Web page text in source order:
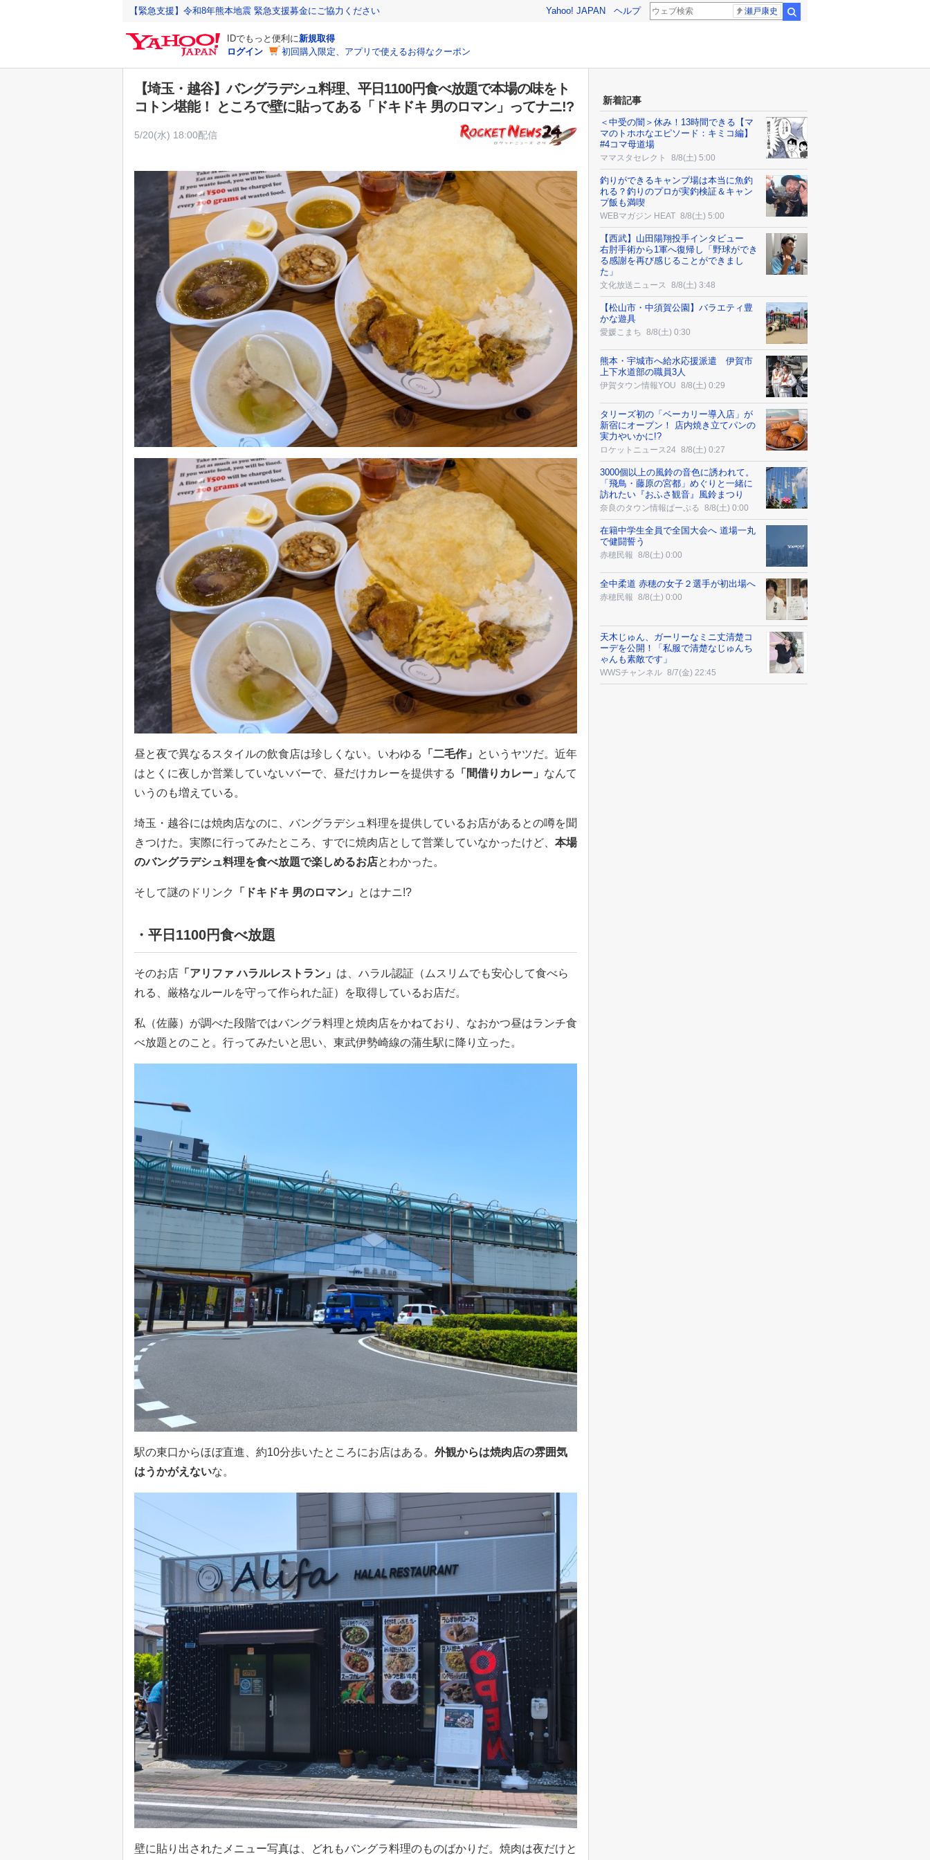
【緊急支援】令和8年熊本地震 緊急支援募金にご協力ください Yahoo! JAPAN ヘルプ 瀬戸康史
IDでもっと便利に新規取得
ログイン
初回購入限定、アプリで使えるお得なクーポン
【埼玉・越谷】バングラデシュ料理、平日1100円食べ放題で本場の味をト
コトン堪能！ ところで壁に貼ってある「ドキドキ 男のロマン」ってナニ!?
5/20(水) 18:00配信
昼と夜で異なるスタイルの飲食店は珍しくない。いわゆる 「二毛作」
というヤツだ。近年
はとくに夜しか営業していないバーで、昼だけカレーを提供する
「間借りカレー」 なんて
いうのも増えている。
埼玉・越谷には焼肉店なのに、バングラデシュ料理を提供しているお店があるとの噂を聞
きつけた。実際に行ってみたところ、すでに焼肉店として営業していなかったけど、 本場
のバングラデシュ料理を食べ放題で楽しめるお店とわかった。
そして謎のドリンク 「ドキドキ 男のロマン」 とはナニ!?
・平日1100円食べ放題
そのお店 「アリファ ハラルレストラン」 は、ハラル認証（ムスリムでも安心して食べら
れる、厳格なルールを守って作られた証）を取得しているお店だ。
私（佐藤）が調べた段階ではバングラ料理と焼肉店をかねており、なおかつ昼はランチ食
べ放題とのこと。行ってみたいと思い、東武伊勢崎線の蒲生駅に降り立った。
駅の東口からほぼ直進、約10分歩いたところにお店はある。 外観からは焼肉店の雰囲気
はうかがえないな。
壁に貼り出されたメニュー写真は、どれもバングラ料理のものばかりだ。焼肉は夜だけと
新着記事
＜中受の闇＞休み！13時間できる【マ
マのトホホなエピソード：キミコ編】
#4コマ母道場
ママスタセレクト 8/8(土) 5:00
釣りができるキャンプ場は本当に魚釣
れる？釣りのプロが実釣検証＆キャン
プ飯も満喫
WEBマガジン HEAT 8/8(土) 5:00
【西武】山田陽翔投手インタビュー
右肘手術から1軍へ復帰し「野球ができ
る感謝を再び感じることができまし
た」
文化放送ニュース 8/8(土) 3:48
【松山市・中須賀公園】バラエティ豊
かな遊具
愛媛こまち 8/8(土) 0:30
熊本・宇城市へ給水応援派遣 伊賀市
上下水道部の職員3人
伊賀タウン情報YOU 8/8(土) 0:29
タリーズ初の「ベーカリー導入店」が
新宿にオープン！ 店内焼き立てパンの
実力やいかに!?
ロケットニュース24 8/8(土) 0:27
3000個以上の風鈴の音色に誘われて。
「飛鳥・藤原の宮都」めぐりと一緒に
訪れたい『おふさ観音』風鈴まつり
奈良のタウン情報ぱーぷる 8/8(土) 0:00
在籍中学生全員で全国大会へ 道場一丸
で健闘誓う
赤穂民報 8/8(土) 0:00
全中柔道 赤穂の女子２選手が初出場へ
赤穂民報 8/8(土) 0:00
天木じゅん、ガーリーなミニ丈清楚コ
ーデを公開！「私服で清楚なじゅんち
ゃんも素敵です」
WWSチャンネル 8/7(金) 22:45